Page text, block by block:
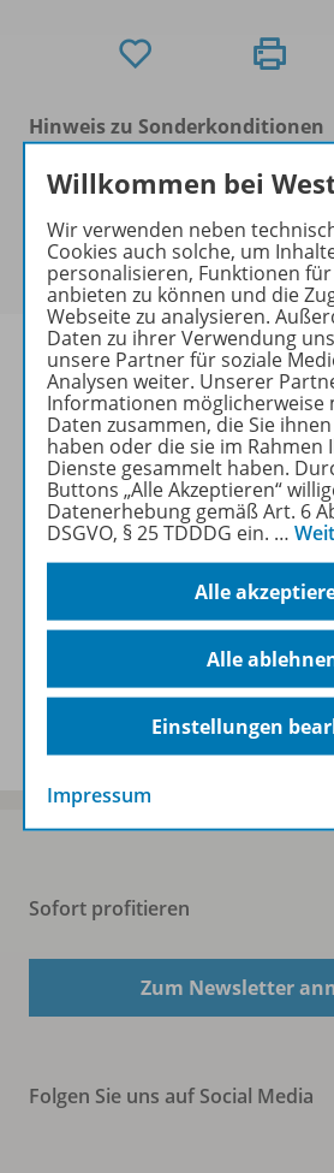
Hinweis zu Sonderkonditionen
keine Sonderkonditionen
Um den für Sie gültigen Preis zu
sich bitte an.
Informationen
Weitere Inhalte der
Buch+Web
Spar-Pakete
Sofort profitieren
Zum Newsletter
Folgen Sie uns auf Social Media
Willkommen bei
Wir verwenden neben
Cookies auch solche, um
personalisieren, Funktionen
anbieten zu können und die
Webseite zu analysieren.
Daten zu ihrer Verwendung
unsere Partner für soziale
Analysen weiter. Unserer
Informationen möglicherweise
Daten zusammen, die Sie
haben oder die sie im Rahmen
Dienste gesammelt haben.
Buttons „Alle Akzeptieren“
Datenerhebung gemäß Art. 6
DSGVO, § 25 TDDDG ein. …
Alle
Alle
Einstellungen
Impressum